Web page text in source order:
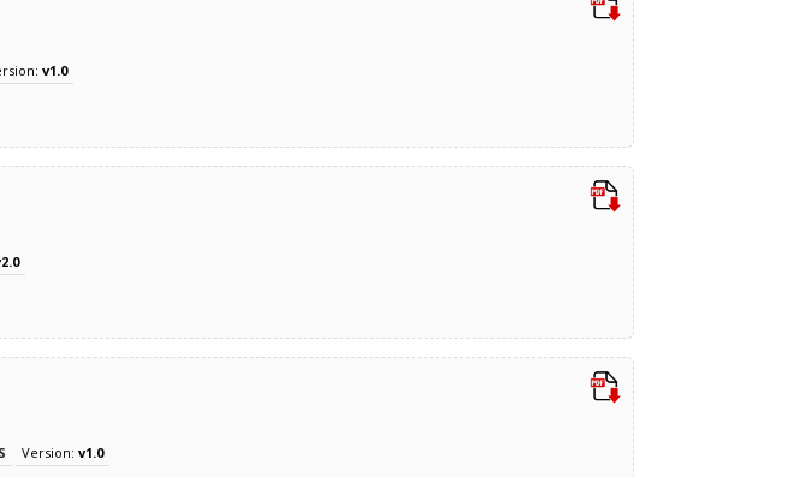
v1.0
Version: v1.0